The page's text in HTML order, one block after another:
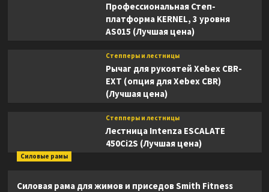
Профессиональная Степ-
платформа KERNEL, 3 уровня
AS015 (Лучшая цена)
Степперы и лестницы
Рычаг для рукоятей Xebex CBR-
EXT (опция для Xebex CBR)
(Лучшая цена)
Степперы и лестницы
Лестница Intenza ESCALATE
450Ci2S (Лучшая цена)
Силовые рамы
Силовая рама для жимов и приседов Smith Fitness